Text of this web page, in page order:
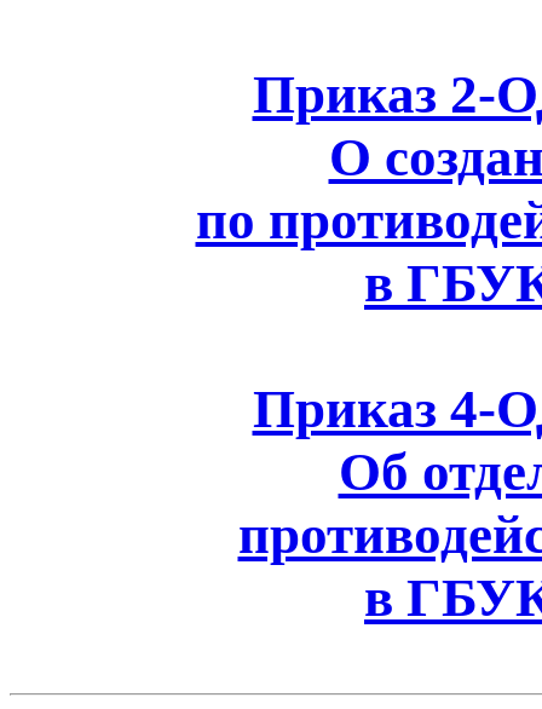
Приказ 2-
О
по
в
Приказ 4-
Об
в